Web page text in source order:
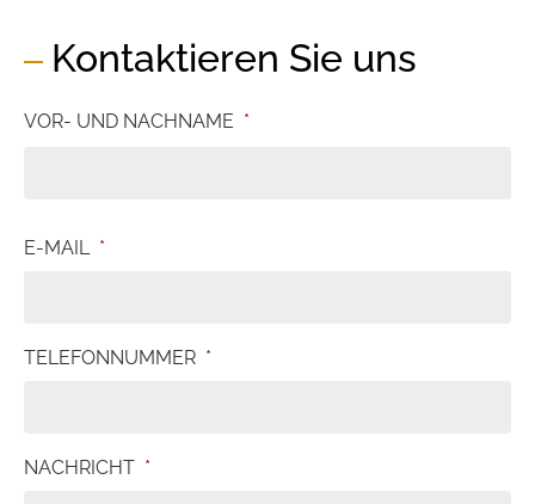
Kontaktieren Sie uns
VOR- UND NACHNAME *
E-MAIL *
TELEFONNUMMER *
NACHRICHT *